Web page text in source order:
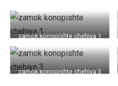
zamok konopishte chehiya 1
zamok konopishte chehiya 3